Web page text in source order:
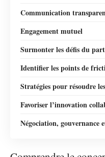
Communication
Engagement mutuel
Surmonter les défis du
Identifier les points de
Stratégies pour résoudre
Favoriser l’innovation
Négociation, gouvernance